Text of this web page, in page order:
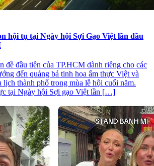
hội tụ tại Ngày hội Sợi Gạo Việt lần đầu
đề đầu tiên của TP.HCM dành riêng cho các
đến quảng bá tinh hoa ẩm thực Việt và
lịch thành phố trong mùa lễ hội cuối năm.
tại Ngày hội Sợi gạo Việt lần […]